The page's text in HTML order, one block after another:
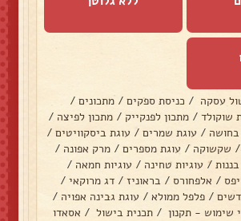
עסקה / כניסת ספקים / מתכונים /
שוקולד / מתכון לפנקייק / מתכון לפיצה /
בחושה / עוגת שמרים / עוגת ביסקוויטים /
/ שקשוקה / עוגת מספרים / מרק אפונה /
/ עוגיות טחינה / עוגיות חמאה /
/ אלפחורס / בראוניז / דג מרוקאי /
/ פלפל ממולא / עוגת גבינה אפויה /
שימוש - תקנון / תכנית בישול / אסאדו